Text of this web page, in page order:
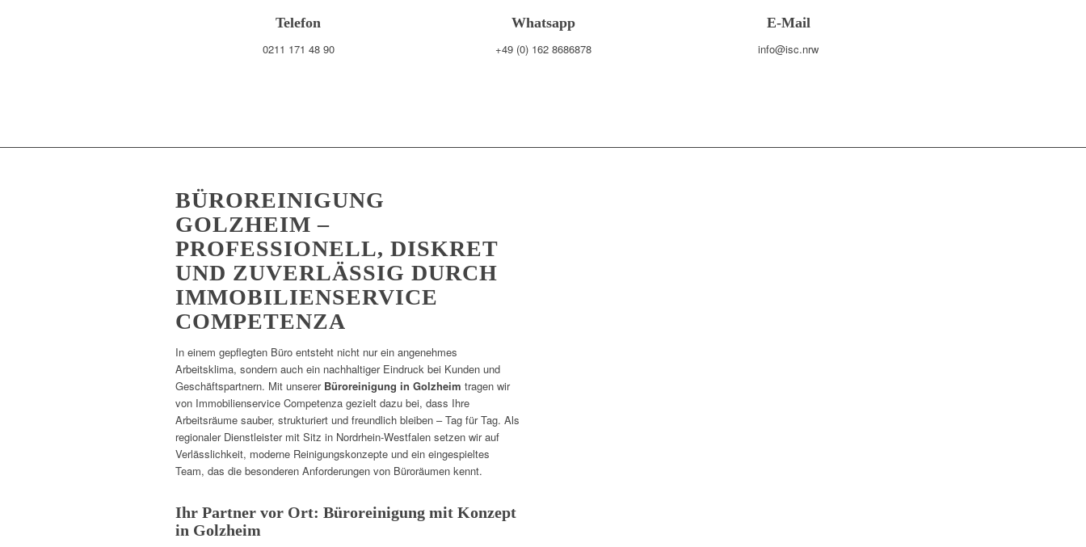
Telefon
0211 171 48 90
Whatsapp
+49 (0) 162 8686878
E-Mail
info@isc.nrw
BÜROREINIGUNG
GOLZHEIM –
PROFESSIONELL, DISKRET
UND ZUVERLÄSSIG DURCH
IMMOBILIENSERVICE
COMPETENZA
In einem gepflegten Büro entsteht nicht nur ein angenehmes
Arbeitsklima, sondern auch ein nachhaltiger Eindruck bei Kunden und
Geschäftspartnern. Mit unserer Büroreinigung in Golzheim tragen wir
von Immobilienservice Competenza gezielt dazu bei, dass Ihre
Arbeitsräume sauber, strukturiert und freundlich bleiben – Tag für Tag. Als
regionaler Dienstleister mit Sitz in Nordrhein-Westfalen setzen wir auf
Verlässlichkeit, moderne Reinigungskonzepte und ein eingespieltes
Team, das die besonderen Anforderungen von Büroräumen kennt.
Ihr Partner vor Ort: Büroreinigung mit Konzept
in Golzheim